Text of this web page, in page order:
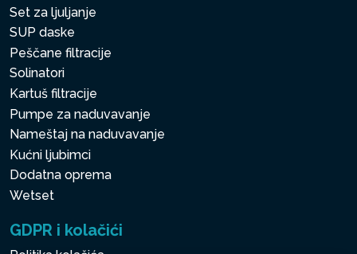
Set za ljuljanje
SUP daske
Peščane filtracije
Solinatori
Kartuš filtracije
Pumpe za naduvavanje
Nameštaj na naduvavanje
Kućni ljubimci
Dodatna oprema
Wetset
GDPR i kolačići